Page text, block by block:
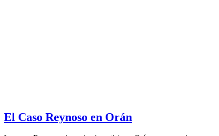
El Caso Reynoso en Orán